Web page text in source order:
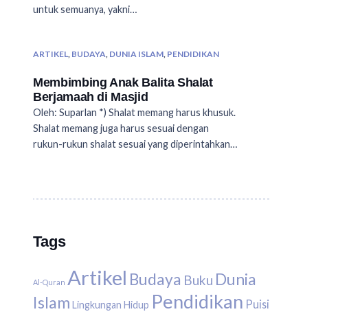
untuk semuanya, yakni…
ARTIKEL BUDAYA DUNIA ISLAM PENDIDIKAN
Membimbing Anak Balita Shalat
Berjamaah di Masjid
Oleh: Suparlan *) Shalat memang harus khusuk.
Shalat memang juga harus sesuai dengan
rukun-rukun shalat sesuai yang diperintahkan…
Tags
Al-Quran Artikel Budaya Buku Dunia
Islam Lingkungan Hidup Pendidikan Puisi